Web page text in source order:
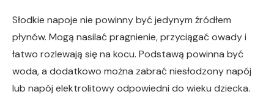
Słodkie napoje nie powinny być jedynym źródłem
płynów. Mogą nasilać pragnienie, przyciągać owady i
łatwo rozlewają się na kocu. Podstawą powinna być
woda, a dodatkowo można zabrać niesłodzony napój
lub napój elektrolitowy odpowiedni do wieku dziecka.